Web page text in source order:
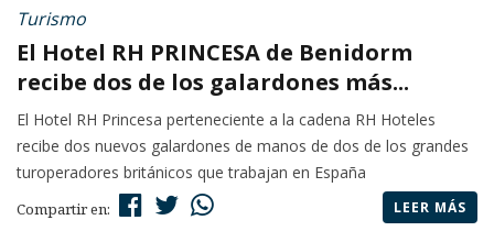
Turismo
El Hotel RH PRINCESA de Benidorm
recibe dos de los galardones más...
El Hotel RH Princesa perteneciente a la cadena RH Hoteles
recibe dos nuevos galardones de manos de dos de los grandes
turoperadores británicos que trabajan en España
Compartir en: LEER MÁS